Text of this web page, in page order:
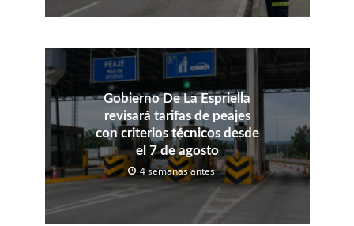
Gobierno De La Espriella
revisará tarifas de peajes
con criterios técnicos desde
el 7 de agosto
4 semanas antes